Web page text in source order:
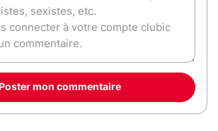
Poster mon commentaire